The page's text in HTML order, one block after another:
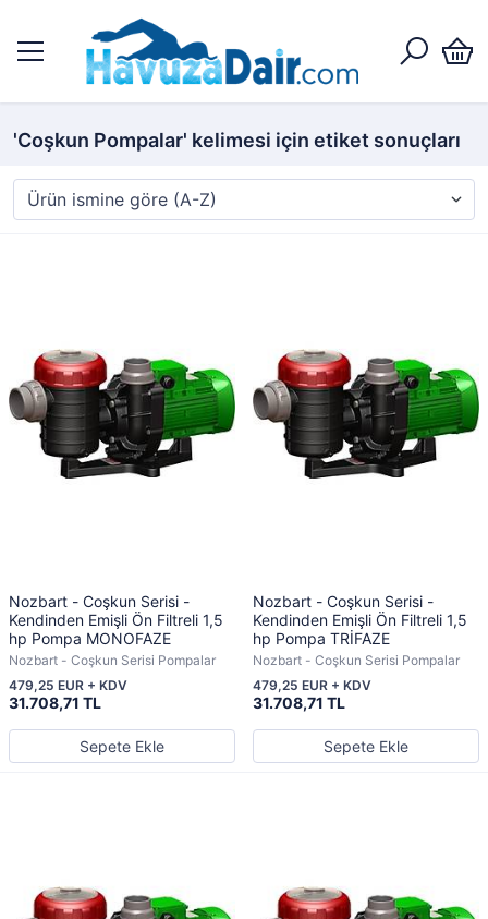
'Coşkun Pompalar' kelimesi için etiket sonuçları
Nozbart - Coşkun Serisi -
Kendinden Emişli Ön Filtreli 1,5
hp Pompa MONOFAZE
Nozbart - Coşkun Serisi Pompalar
31.708,71 TL
479,25 EUR + KDV
Sepete Ekle
Nozbart - Coşkun Serisi -
Kendinden Emişli Ön Filtreli 1,5
hp Pompa TRİFAZE
Nozbart - Coşkun Serisi Pompalar
31.708,71 TL
479,25 EUR + KDV
Sepete Ekle